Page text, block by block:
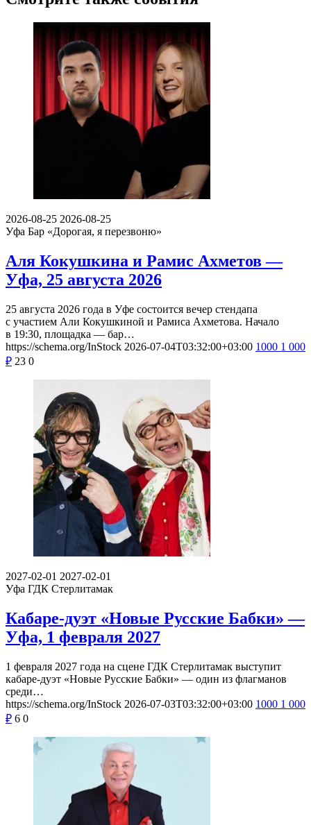
2026-08-25 2026-08-25
Уфа Бар «Дорогая, я перезвоню»
Аля Кокушкина и Рамис Ахметов —
Уфа, 25 августа 2026
25 августа 2026 года в Уфе состоится вечер стендапа
с участием Али Кокушкиной и Рамиса Ахметова. Начало
в 19:30, площадка — бар…
https://schema.org/InStock 2026-07-04T03:32:00+03:00 1000 1 000
₽ 23 0
2027-02-01 2027-02-01
Уфа ГДК Стерлитамак
Кабаре-дуэт «Новые Русские Бабки» —
Уфа, 1 февраля 2027
1 февраля 2027 года на сцене ГДК Стерлитамак выступит
кабаре-дуэт «Новые Русские Бабки» — один из флагманов
среди…
https://schema.org/InStock 2026-07-03T03:32:00+03:00 1000 1 000
₽ 6 0